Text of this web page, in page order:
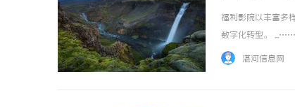
福利影院以丰富多
数字化转型。 ...……
湛河信息网